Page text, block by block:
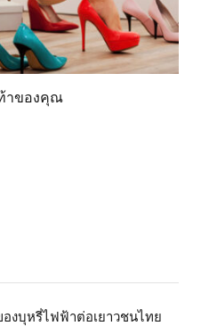
าของคุณ
งบุหรี่ไฟฟ้าต่อเยาวชนไทย